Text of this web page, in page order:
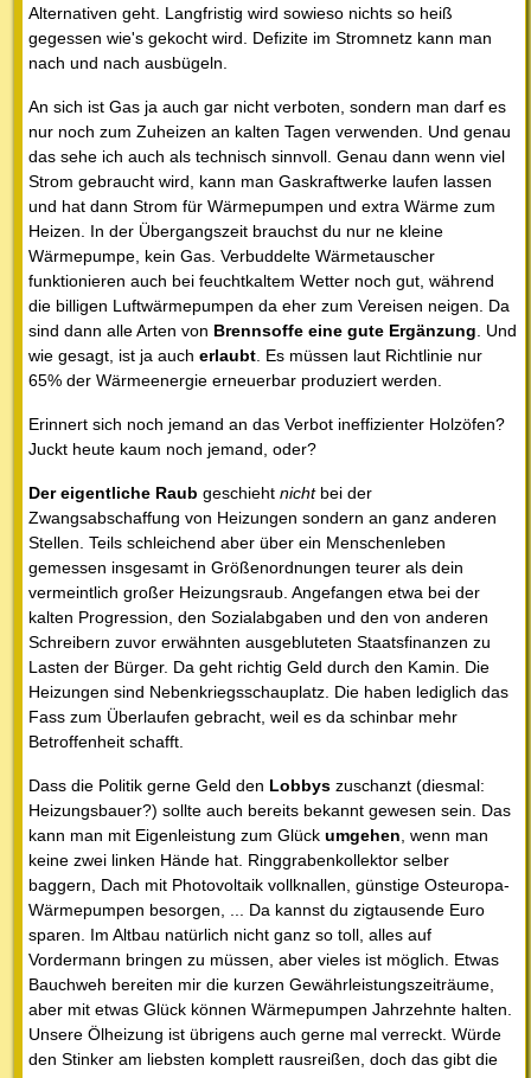
Alternativen geht. Langfristig wird sowieso nichts so heiß
gegessen wie's gekocht wird. Defizite im Stromnetz kann man
nach und nach ausbügeln.
An sich ist Gas ja auch gar nicht verboten, sondern man darf es
nur noch zum Zuheizen an kalten Tagen verwenden. Und genau
das sehe ich auch als technisch sinnvoll. Genau dann wenn viel
Strom gebraucht wird, kann man Gaskraftwerke laufen lassen
und hat dann Strom für Wärmepumpen und extra Wärme zum
Heizen. In der Übergangszeit brauchst du nur ne kleine
Wärmepumpe, kein Gas. Verbuddelte Wärmetauscher
funktionieren auch bei feuchtkaltem Wetter noch gut, während
die billigen Luftwärmepumpen da eher zum Vereisen neigen. Da
sind dann alle Arten von Brennsoffe eine gute Ergänzung. Und
wie gesagt, ist ja auch erlaubt. Es müssen laut Richtlinie nur
65% der Wärmeenergie erneuerbar produziert werden.
Erinnert sich noch jemand an das Verbot ineffizienter Holzöfen?
Juckt heute kaum noch jemand, oder?
Der eigentliche Raub geschieht nicht bei der
Zwangsabschaffung von Heizungen sondern an ganz anderen
Stellen. Teils schleichend aber über ein Menschenleben
gemessen insgesamt in Größenordnungen teurer als dein
vermeintlich großer Heizungsraub. Angefangen etwa bei der
kalten Progression, den Sozialabgaben und den von anderen
Schreibern zuvor erwähnten ausgebluteten Staatsfinanzen zu
Lasten der Bürger. Da geht richtig Geld durch den Kamin. Die
Heizungen sind Nebenkriegsschauplatz. Die haben lediglich das
Fass zum Überlaufen gebracht, weil es da schinbar mehr
Betroffenheit schafft.
Dass die Politik gerne Geld den Lobbys zuschanzt (diesmal:
Heizungsbauer?) sollte auch bereits bekannt gewesen sein. Das
kann man mit Eigenleistung zum Glück umgehen, wenn man
keine zwei linken Hände hat. Ringgrabenkollektor selber
baggern, Dach mit Photovoltaik vollknallen, günstige Osteuropa-
Wärmepumpen besorgen, ... Da kannst du zigtausende Euro
sparen. Im Altbau natürlich nicht ganz so toll, alles auf
Vordermann bringen zu müssen, aber vieles ist möglich. Etwas
Bauchweh bereiten mir die kurzen Gewährleistungszeiträume,
aber mit etwas Glück können Wärmepumpen Jahrzehnte halten.
Unsere Ölheizung ist übrigens auch gerne mal verreckt. Würde
den Stinker am liebsten komplett rausreißen, doch das gibt die